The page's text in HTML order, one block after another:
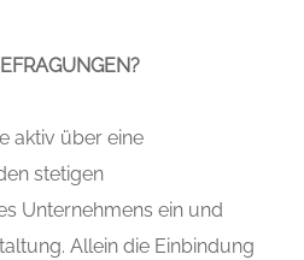
aktiv über eine
stetigen
Unternehmens ein und
Allein die Einbindung